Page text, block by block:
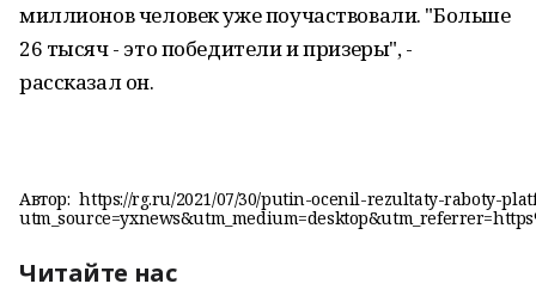
миллионов человек уже поучаствовали. "Больше
26 тысяч - это победители и призеры", -
рассказал он.
Автор: https://rg.ru/2021/07/30/putin-ocenil-rezultaty-raboty-
Читайте нас